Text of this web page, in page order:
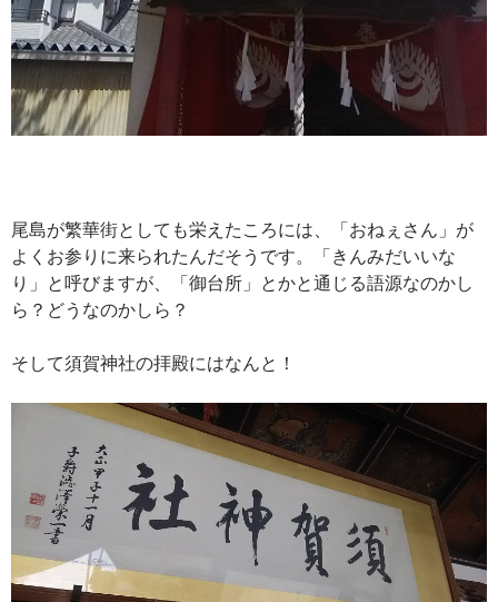
尾島が繁華街としても栄えたころには、「おねぇさん」が
よくお参りに来られたんだそうです。「きんみだいいな
り」と呼びますが、「御台所」とかと通じる語源なのかし
ら？どうなのかしら？
そして須賀神社の拝殿にはなんと！